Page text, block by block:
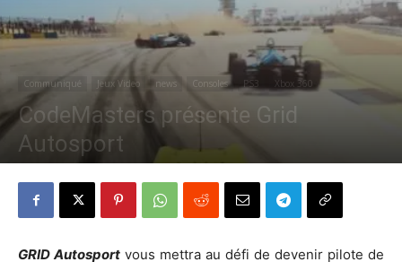
Communiqué Jeux Video news Consoles PS3 Xbox 360
CodeMasters présente Grid
Autosport
GRID Autosport vous mettra au défi de devenir pilote de